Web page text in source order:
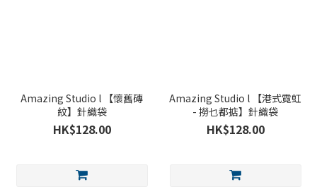
Amazing Studio l 【懷舊磚
紋】針織袋
HK$128.00
Amazing Studio l 【港式霓虹
- 撈乜都掂】針織袋
HK$128.00